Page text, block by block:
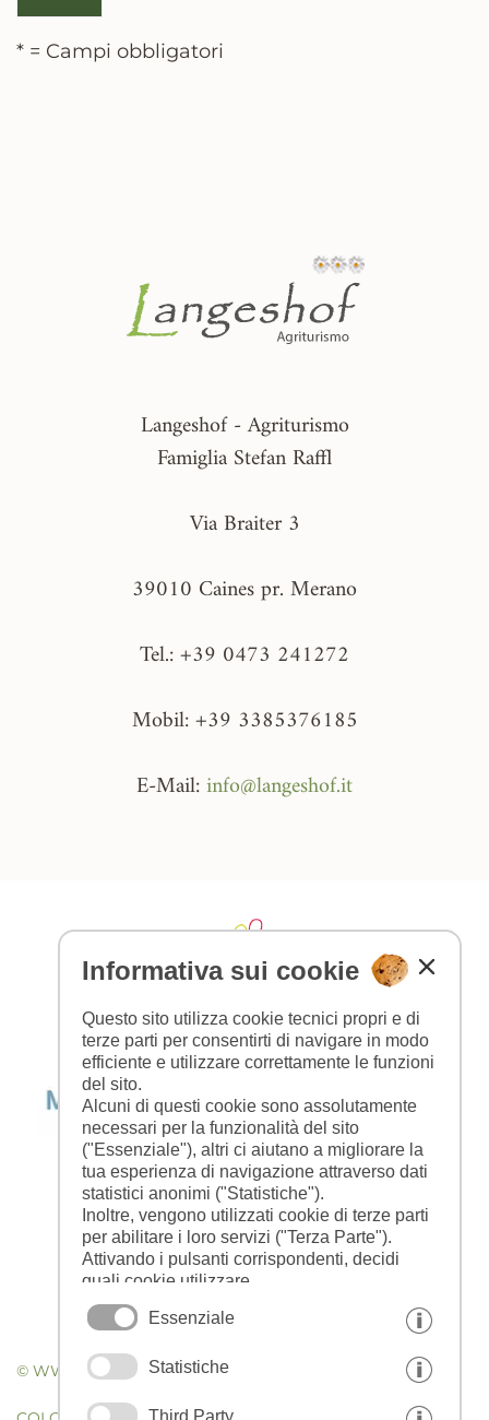
Informativa sui cookie
Questo sito utilizza cookie tecnici propri e di
terze parti per consentirti di navigare in modo
efficiente e utilizzare correttamente le funzioni
del sito.
Alcuni di questi cookie sono assolutamente
necessari per la funzionalità del sito
("Essenziale"), altri ci aiutano a migliorare la
tua esperienza di navigazione attraverso dati
statistici anonimi ("Statistiche").
Inoltre, vengono utilizzati cookie di terze parti
per abilitare i loro servizi ("Terza Parte").
Attivando i pulsanti corrispondenti, decidi
quali cookie utilizzare.
Cliccando su "Accetta tutto", "Salva
selezione" o "Rifiuta selezione", dichiari di
Il tuo consenso Puoi revocarlo in qualsiasi
Essenziale
Statistiche
Third Party
* = Campi obbligatori
Langeshof - Agriturismo
Famiglia Stefan Raffl
Via Braiter 3
39010 Caines pr. Merano
Tel.: +39 0473 241272
Mobil: +39 3385376185
E-Mail:info@langeshof.it
© WWW.DRESCHER.IT - WEBDESIGN IN ALTO ADIGE |